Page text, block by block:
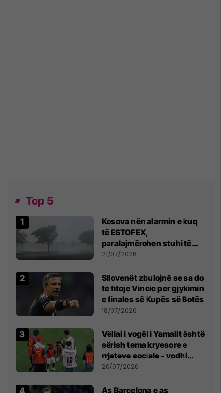
Top 5
Kosova nën alarmin e kuq
të ESTOFEX,
paralajmërohen stuhi të
fuqishme me breshër dhe
21/07/2026
Sllovenët zbulojnë se sa do
të fitojë Vincic për gjykimin
e finales së Kupës së Botës
18/07/2026
Vëllai i vogël i Yamalit është
sërish tema kryesore e
rrjeteve sociale - vodhi
vëmendjen pas finales së
20/07/2026
As Barcelona e as